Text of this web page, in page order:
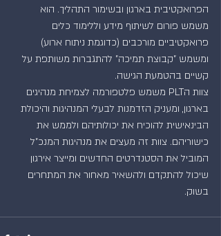
הפרואקטיבית בארגון ובשימור התהליך. הוא
משמש פורום לשיתוף מידע וללימוד כלים
פרואקטיביים מורכבים (כדוגמת ניתוח ארוע)
ומשמש "קבוצת תמיכה" להתגברות משותפת על
קשיים בהטמעת הגישה.
צוות הPLT משמש פלטפורמה לצמיחת מנהיגים
בארגון, ומעניק הזדמנות לבעלי המנהיגות והיכולת
הבינאישית להוכיח את יכולותיהם ולממש את
כישוריהם. צוות זה מעצים את מנהיגות המנכ"ל
המוביל את הסטנדרטים החדשים ומייצר אירגון
שיכול להתקדם ולהשאיר מאחור את המתחרים
בשוק.